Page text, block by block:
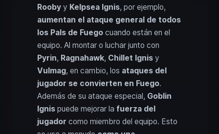
Rooby y Kelpsea Ignis, por ejemplo,
aumentan el ataque general de todos
los Pals de Fuego cuando están en el
equipo. Al montar o luchar junto con
Pyrin, Ragnahawk, Chillet Ignis y
Vulmag, en cambio, los ataques del
jugador se convierten en Fuego.
Además de su ataque especial, Goblin
Ignis puede mejorar la fuerza del
jugador como miembro del equipo. Esto